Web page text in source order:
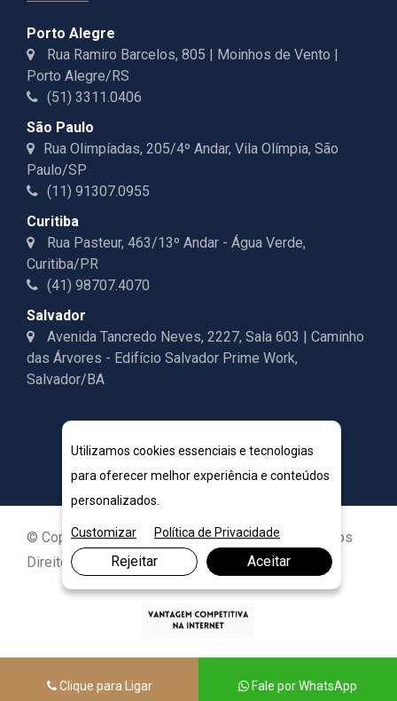
Porto Alegre
Rua Ramiro Barcelos, 805 | Moinhos de Vento |
Porto Alegre/RS
(51) 3311.0406
São Paulo
Rua Olimpíadas, 205/4º Andar, Vila Olímpia, São
Paulo/SP
(11) 91307.0955
Curitiba
Rua Pasteur, 463/13º Andar - Água Verde,
Curitiba/PR
(41) 98707.4070
Salvador
Avenida Tancredo Neves, 2227, Sala 603 | Caminho
das Árvores - Edifício Salvador Prime Work,
Salvador/BA
© Copyright 2026. DIVIA Marketing Digital. Todos os
Direitos Reservados
Clique para Ligar Fale por WhatsApp
Utilizamos cookies essenciais e tecnologias
para oferecer melhor experiência e conteúdos
personalizados.
Customizar Política de Privacidade
Rejeitar Aceitar